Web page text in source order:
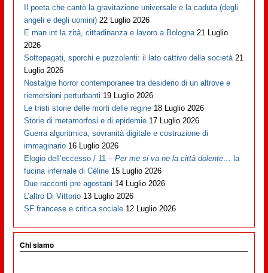
Il poeta che cantò la gravitazione universale e la caduta (degli
angeli e degli uomini) 22 Luglio 2026
E man int la zità, cittadinanza e lavoro a Bologna 21 Luglio
2026
Sottopagati, sporchi e puzzolenti: il lato cattivo della società 21
Luglio 2026
Nostalgie horror contemporanee tra desiderio di un altrove e
riemersioni perturbanti 19 Luglio 2026
Le tristi storie delle morti delle regine 18 Luglio 2026
Storie di metamorfosi e di epidemie 17 Luglio 2026
Guerra algoritmica, sovranità digitale e costruzione di
immaginario 16 Luglio 2026
Elogio dell’eccesso / 11 –Per me si va ne la città dolente… la
fucina infernale di Cèline 15 Luglio 2026
Due racconti pre agostani 14 Luglio 2026
L’altro Di Vittorio 13 Luglio 2026
SF francese e critica sociale 12 Luglio 2026
Chi siamo